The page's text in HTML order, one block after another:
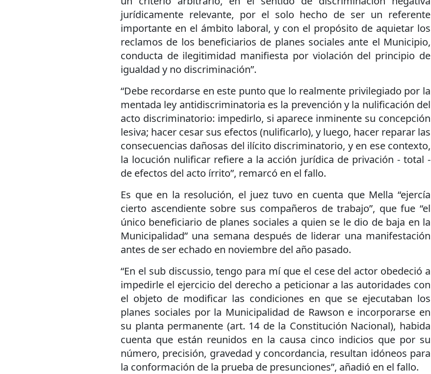
jurídicamente relevante, por el solo hecho de ser un referente
importante en el ámbito laboral, y con el propósito de aquietar los
reclamos de los beneficiarios de planes sociales ante el Municipio,
conducta de ilegitimidad manifiesta por violación del principio de
igualdad y no discriminación”.
“Debe recordarse en este punto que lo realmente privilegiado por la
mentada ley antidiscriminatoria es la prevención y la nulificación del
acto discriminatorio: impedirlo, si aparece inminente su concepción
lesiva; hacer cesar sus efectos (nulificarlo), y luego, hacer reparar las
consecuencias dañosas del ilícito discriminatorio, y en ese contexto,
la locución nulificar refiere a la acción jurídica de privación - total -
de efectos del acto írrito”, remarcó en el fallo.
Es que en la resolución, el juez tuvo en cuenta que Mella “ejercía
cierto ascendiente sobre sus compañeros de trabajo”, que fue “el
único beneficiario de planes sociales a quien se le dio de baja en la
Municipalidad” una semana después de liderar una manifestación
antes de ser echado en noviembre del año pasado.
“En el sub discussio, tengo para mí que el cese del actor obedeció a
impedirle el ejercicio del derecho a peticionar a las autoridades con
el objeto de modificar las condiciones en que se ejecutaban los
planes sociales por la Municipalidad de Rawson e incorporarse en
su planta permanente (art. 14 de la Constitución Nacional), habida
cuenta que están reunidos en la causa cinco indicios que por su
número, precisión, gravedad y concordancia, resultan idóneos para
la conformación de la prueba de presunciones”, añadió en el fallo.